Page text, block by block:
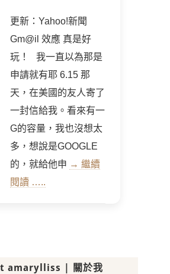
更新：Yahoo!新聞
Gm@il 效應 真是好
玩！ 我一直以為那是
申請就有耶 6.15 那
天，在美國的友人寄了
一封信給我。看來有一
G的容量，我也沒想太
多，想說是GOOGLE
的，就給他申 → 繼續
閱讀 …..
amarylliss | 關於我